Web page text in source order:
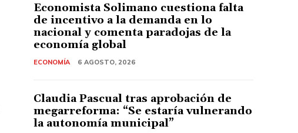
Economista Solimano cuestiona falta
de incentivo a la demanda en lo
nacional y comenta paradojas de la
economía global
ECONOMÍA 6 AGOSTO, 2026
Claudia Pascual tras aprobación de
megarreforma: “Se estaría vulnerando
la autonomía municipal”